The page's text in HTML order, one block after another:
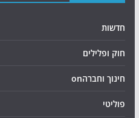
חדשות
חוק ופלילים
חינוך וחברהon
פוליטי